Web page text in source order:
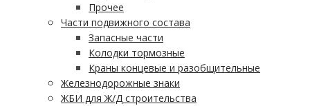
Прочее
Части подвижного состава
Запасные части
Колодки тормозные
Краны концевые и разобщительные
Железнодорожные знаки
ЖБИ для Ж/Д строительства